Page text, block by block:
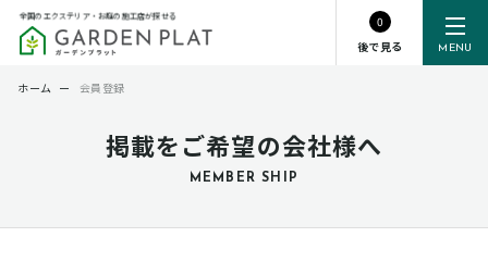
MENU
全国のエクステリア・お庭の施工店が探せる
0
後で見る
掲載をご希望の会社様へ
MEMBER SHIP
ホーム ー 会員登録